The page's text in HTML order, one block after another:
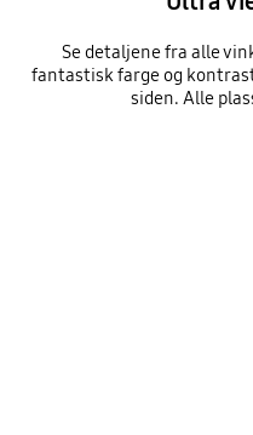
Se detaljene fra alle
fantastisk farge og
siden. Alle